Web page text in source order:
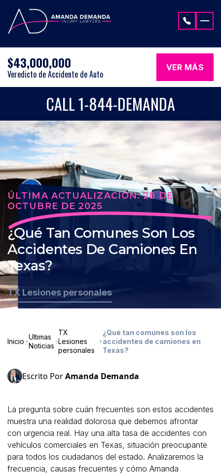
$43,000,000
Veredicto de Accidente de Auto
VER MÁS
CALL 1-844-DEMANDA
ÚLTIMA ACTUALIZACIÓN: 28 DE
OCTUBRE DE 2025
¿Qué Tan Comunes Son Los
Accidentes De Camiones En
Texas?
TX Lesiones personales
Inicio
Ultimas
Noticias
TX
Lesiones
personales
¿Qué tan comunes son los
accidentes de camiones en
Texas?
Escrito PorAmanda Demanda
La pregunta sobre cuán frecuentes son estos accidentes
muestra una realidad dolorosa que debemos afrontar
con urgencia real. Hay una alta tasa de accidentes con
vehículos comerciales en Texas, situación preocupante
para todos los ciudadanos del estado. Analizaremos la
frecuencia, causas frecuentes y cómo Amanda